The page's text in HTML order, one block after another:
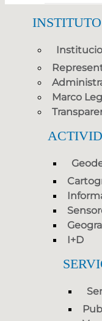
INSTITUTO
Marco
I+D